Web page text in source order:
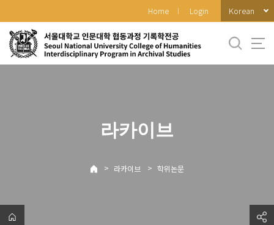
로
메
Home Login Korean
라카이브
> 라카이브 > 학위논문